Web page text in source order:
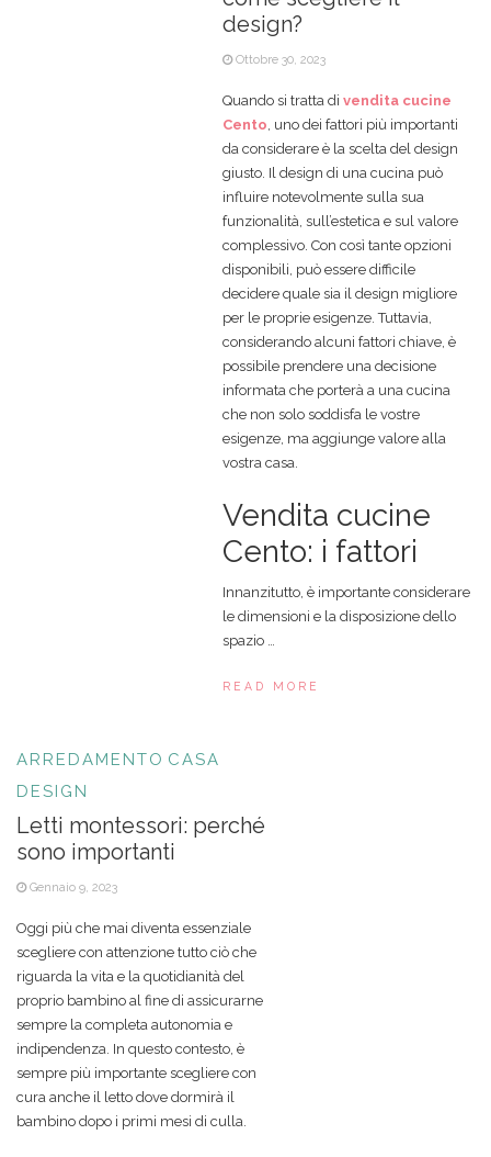
design?
Ottobre 30, 2023
Quando si tratta divendita cucine
Cento , uno dei fattori più importanti
da considerare è la scelta del design
giusto. Il design di una cucina può
influire notevolmente sulla sua
funzionalità, sull’estetica e sul valore
complessivo. Con così tante opzioni
disponibili, può essere difficile
decidere quale sia il design migliore
per le proprie esigenze. Tuttavia,
considerando alcuni fattori chiave, è
possibile prendere una decisione
informata che porterà a una cucina
che non solo soddisfa le vostre
esigenze, ma aggiunge valore alla
vostra casa.
Vendita cucine
Cento: i fattori
Innanzitutto, è importante considerare
le dimensioni e la disposizione dello
spazio …
READ MORE
ARREDAMENTO CASA
DESIGN
Letti montessori: perché
sono importanti
Gennaio 9, 2023
Oggi più che mai diventa essenziale
scegliere con attenzione tutto ciò che
riguarda la vita e la quotidianità del
proprio bambino al fine di assicurarne
sempre la completa autonomia e
indipendenza. In questo contesto, è
sempre più importante scegliere con
cura anche il letto dove dormirà il
bambino dopo i primi mesi di culla.